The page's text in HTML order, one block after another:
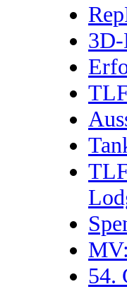
54.